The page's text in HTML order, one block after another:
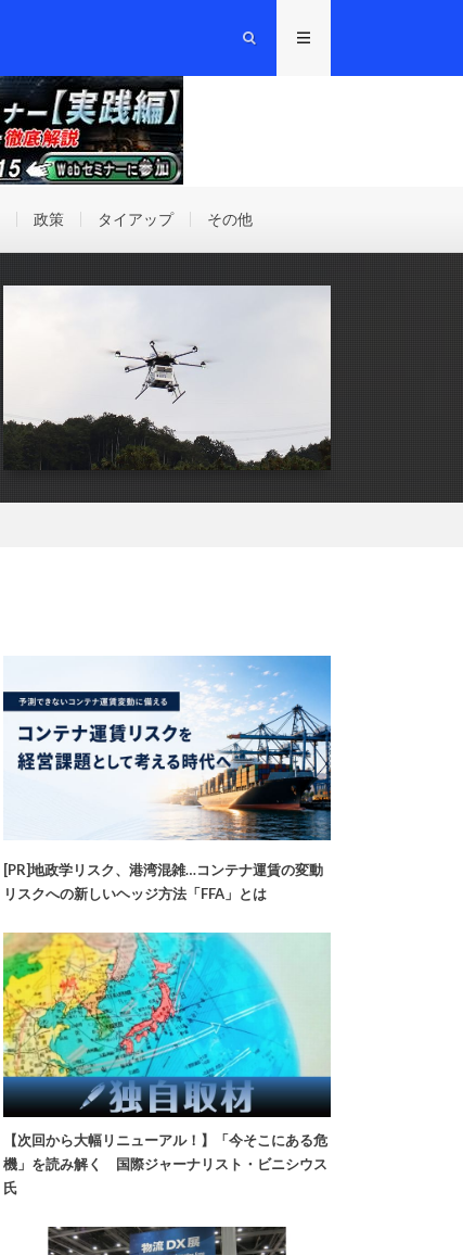
政策 タイアップ その他
[PR]地政学リスク、港湾混雑…コンテナ運賃の変動
リスクへの新しいヘッジ方法「FFA」とは
【次回から大幅リニューアル！】「今そこにある危
機」を読み解く 国際ジャーナリスト・ビニシウス
氏